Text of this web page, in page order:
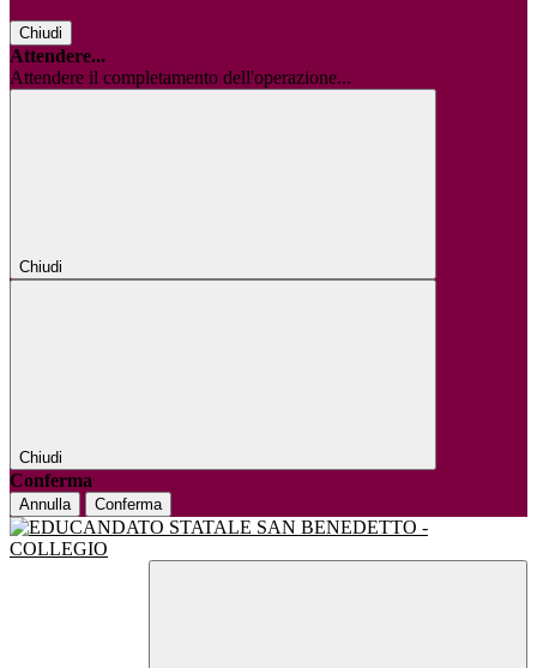
Chiudi
Attendere...
Attendere il completamento dell'operazione...
Chiudi
Chiudi
Conferma
Annulla Conferma